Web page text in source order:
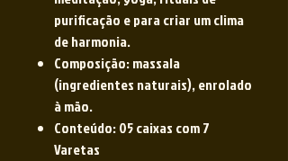
purificação e para criar um clima
de harmonia.
Composição: massala
(ingredientes naturais), enrolado
à mão.
Conteúdo: 05 caixas com 7
Varetas